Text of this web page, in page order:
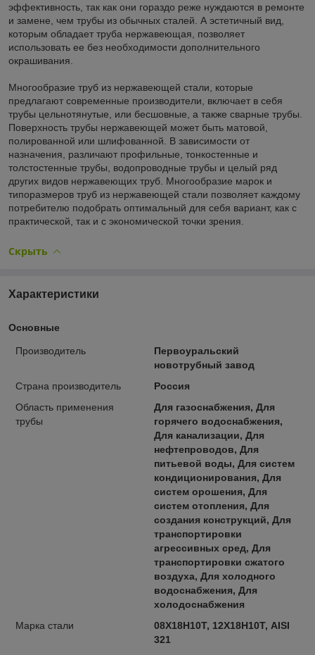
эффективность, так как они гораздо реже нуждаются в ремонте
и замене, чем трубы из обычных сталей. А эстетичный вид,
которым обладает труба нержавеющая, позволяет
использовать ее без необходимости дополнительного
окрашивания.
Многообразие труб из нержавеющей стали, которые
предлагают современные производители, включает в себя
трубы цельнотянутые, или бесшовные, а также сварные трубы.
Поверхность трубы нержавеющей может быть матовой,
полированной или шлифованной. В зависимости от
назначения, различают профильные, тонкостенные и
толстостенные трубы, водопроводные трубы и целый ряд
других видов нержавеющих труб. Многообразие марок и
типоразмеров труб из нержавеющей стали позволяет каждому
потребителю подобрать оптимальный для себя вариант, как с
практической, так и с экономической точки зрения.
Скрыть
Характеристики
Основные
Производитель
Первоуральский
новотрубный завод
Страна производитель
Россия
Область применения
трубы
Для газоснабжения, Для
горячего водоснабжения,
Для канализации, Для
нефтепроводов, Для
питьевой воды, Для систем
кондиционирования, Для
систем орошения, Для
систем отопления, Для
создания конструкций, Для
транспортировки
агрессивных сред, Для
транспортировки сжатого
воздуха, Для холодного
водоснабжения, Для
холодоснабжения
Марка стали
08Х18Н10Т, 12Х18Н10Т, AISI
321